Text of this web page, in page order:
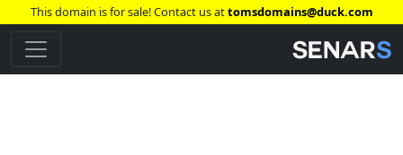
This domain is for sale! Contact us attomsdomains@duck.com